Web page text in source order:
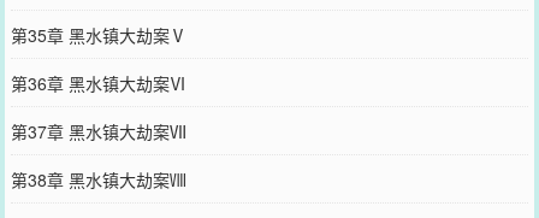
第35章 黑水镇大劫案Ⅴ
第36章 黑水镇大劫案Ⅵ
第37章 黑水镇大劫案Ⅶ
第38章 黑水镇大劫案Ⅷ